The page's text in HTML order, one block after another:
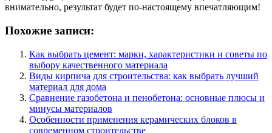
внимательно, результат будет по-настоящему впечатляющим!
Похожие записи:
Как выбрать цемент: марки, характеристики и советы по
выбору качественного материала
Виды кирпича для строительства: как выбрать лучший
материал для дома
Сравнение газобетона и пенобетона: основные плюсы и
минусы материалов
Особенности применения керамических блоков в
современном строительстве